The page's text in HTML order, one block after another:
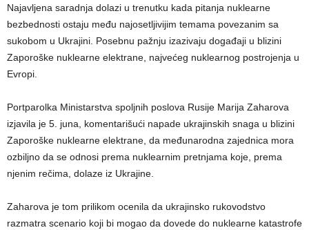
Najavljena saradnja dolazi u trenutku kada pitanja nuklearne
bezbednosti ostaju među najosetljivijim temama povezanim sa
sukobom u Ukrajini. Posebnu pažnju izazivaju događaji u blizini
Zaporoške nuklearne elektrane, najvećeg nuklearnog postrojenja u
Evropi.
Portparolka Ministarstva spoljnih poslova Rusije Marija Zaharova
izjavila je 5. juna, komentarišući napade ukrajinskih snaga u blizini
Zaporoške nuklearne elektrane, da međunarodna zajednica mora
ozbiljno da se odnosi prema nuklearnim pretnjama koje, prema
njenim rečima, dolaze iz Ukrajine.
Zaharova je tom prilikom ocenila da ukrajinsko rukovodstvo
razmatra scenario koji bi mogao da dovede do nuklearne katastrofe